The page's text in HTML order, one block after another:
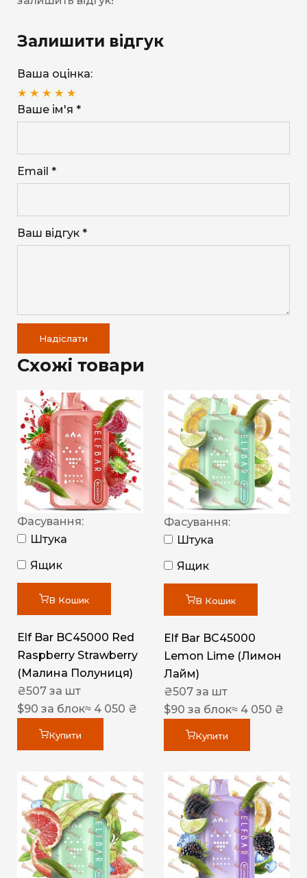
Залишити відгук
Ваша оцінка:
★ ★ ★ ★ ★
Ваше ім'я *
Email *
Ваш відгук *
Надіслати
Схожі товари
Фасування:
Штука
Ящик
В Кошик
Elf Bar BC45000 Red
Raspberry Strawberry
(Малина Полуниця)
₴507 за шт
$90 за блок≈ 4 050 ₴
Купити
Фасування:
Штука
Ящик
В Кошик
Elf Bar BC45000
Lemon Lime (Лимон
Лайм)
₴507 за шт
$90 за блок≈ 4 050 ₴
Купити